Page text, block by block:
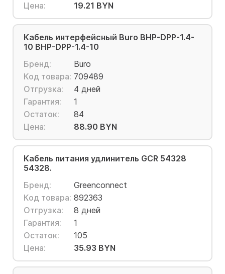
Цена:
19.21 BYN
Кабель интерфейсный Buro BHP-DPP-1.4-
10 BHP-DPP-1.4-10
Бренд:
Buro
Код товара: 709489
Отгрузка:
4 дней
Гарантия:
1
Остаток:
84
Цена:
88.90 BYN
Кабель питания удлинитель GCR 54328
54328.
Бренд:
Greenconnect
Код товара: 892363
Отгрузка:
8 дней
Гарантия:
1
Остаток:
105
Цена:
35.93 BYN